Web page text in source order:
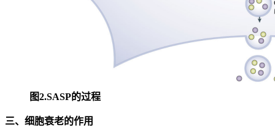
图2.SASP的过程
三、细胞衰老的作用